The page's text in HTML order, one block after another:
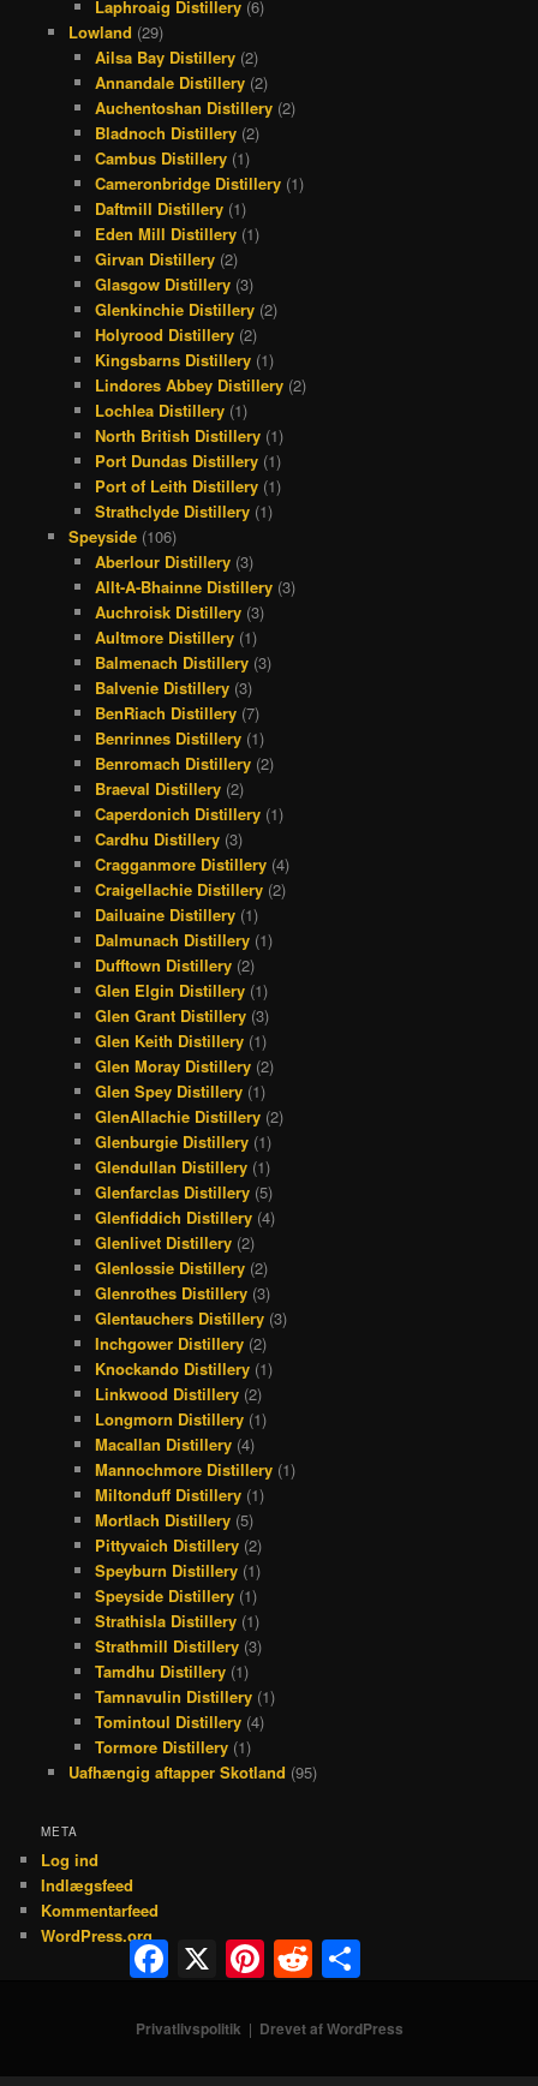
Laphroaig Distillery (6)
Lowland (29)
Ailsa Bay Distillery (2)
Annandale Distillery (2)
Auchentoshan Distillery (2)
Bladnoch Distillery (2)
Cambus Distillery (1)
Cameronbridge Distillery (1)
Daftmill Distillery (1)
Eden Mill Distillery (1)
Girvan Distillery (2)
Glasgow Distillery (3)
Glenkinchie Distillery (2)
Holyrood Distillery (2)
Kingsbarns Distillery (1)
Lindores Abbey Distillery (2)
Lochlea Distillery (1)
North British Distillery (1)
Port Dundas Distillery (1)
Port of Leith Distillery (1)
Strathclyde Distillery (1)
Speyside(106)
Aberlour Distillery (3)
Allt-A-Bhainne Distillery (3)
Auchroisk Distillery (3)
Aultmore Distillery (1)
Balmenach Distillery (3)
Balvenie Distillery (3)
BenRiach Distillery (7)
Benrinnes Distillery (1)
Benromach Distillery (2)
Braeval Distillery (2)
Caperdonich Distillery (1)
Cardhu Distillery (3)
Cragganmore Distillery (4)
Craigellachie Distillery (2)
Dailuaine Distillery (1)
Dalmunach Distillery (1)
Dufftown Distillery (2)
Glen Elgin Distillery (1)
Glen Grant Distillery (3)
Glen Keith Distillery (1)
Glen Moray Distillery (2)
Glen Spey Distillery (1)
GlenAllachie Distillery (2)
Glenburgie Distillery (1)
Glendullan Distillery (1)
Glenfarclas Distillery (5)
Glenfiddich Distillery (4)
Glenlivet Distillery (2)
Glenlossie Distillery (2)
Glenrothes Distillery (3)
Glentauchers Distillery (3)
Inchgower Distillery (2)
Knockando Distillery (1)
Linkwood Distillery (2)
Longmorn Distillery (1)
Macallan Distillery (4)
Mannochmore Distillery (1)
Miltonduff Distillery (1)
Mortlach Distillery (5)
Pittyvaich Distillery (2)
Speyburn Distillery (1)
Speyside Distillery (1)
Strathisla Distillery (1)
Strathmill Distillery (3)
Tamdhu Distillery (1)
Tamnavulin Distillery (1)
Tomintoul Distillery (4)
Tormore Distillery (1)
Uafhængig aftapper Skotland (95)
META
Log ind
Indlægsfeed
Kommentarfeed
WordPress.org
Privatlivspolitik Drevet af WordPress
Facebook
X PinterestReddit